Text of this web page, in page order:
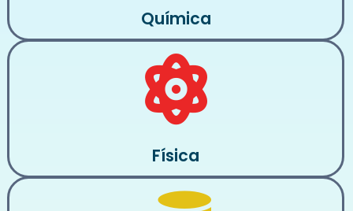
Química
Física